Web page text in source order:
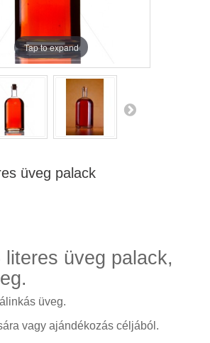
Tap to expand
üveg palack
literes üveg palack,
üveg.
vagy ajándékozás céljából.